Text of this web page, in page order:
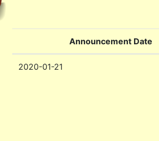
Announcement Date
2020-01-21